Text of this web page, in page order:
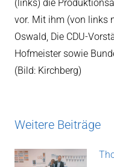
(links) die
vor. Mit ihm (von links
Oswald, Die CDU-
Hofmeister sowie
(Bild: Kirchberg)
Weitere Beiträge